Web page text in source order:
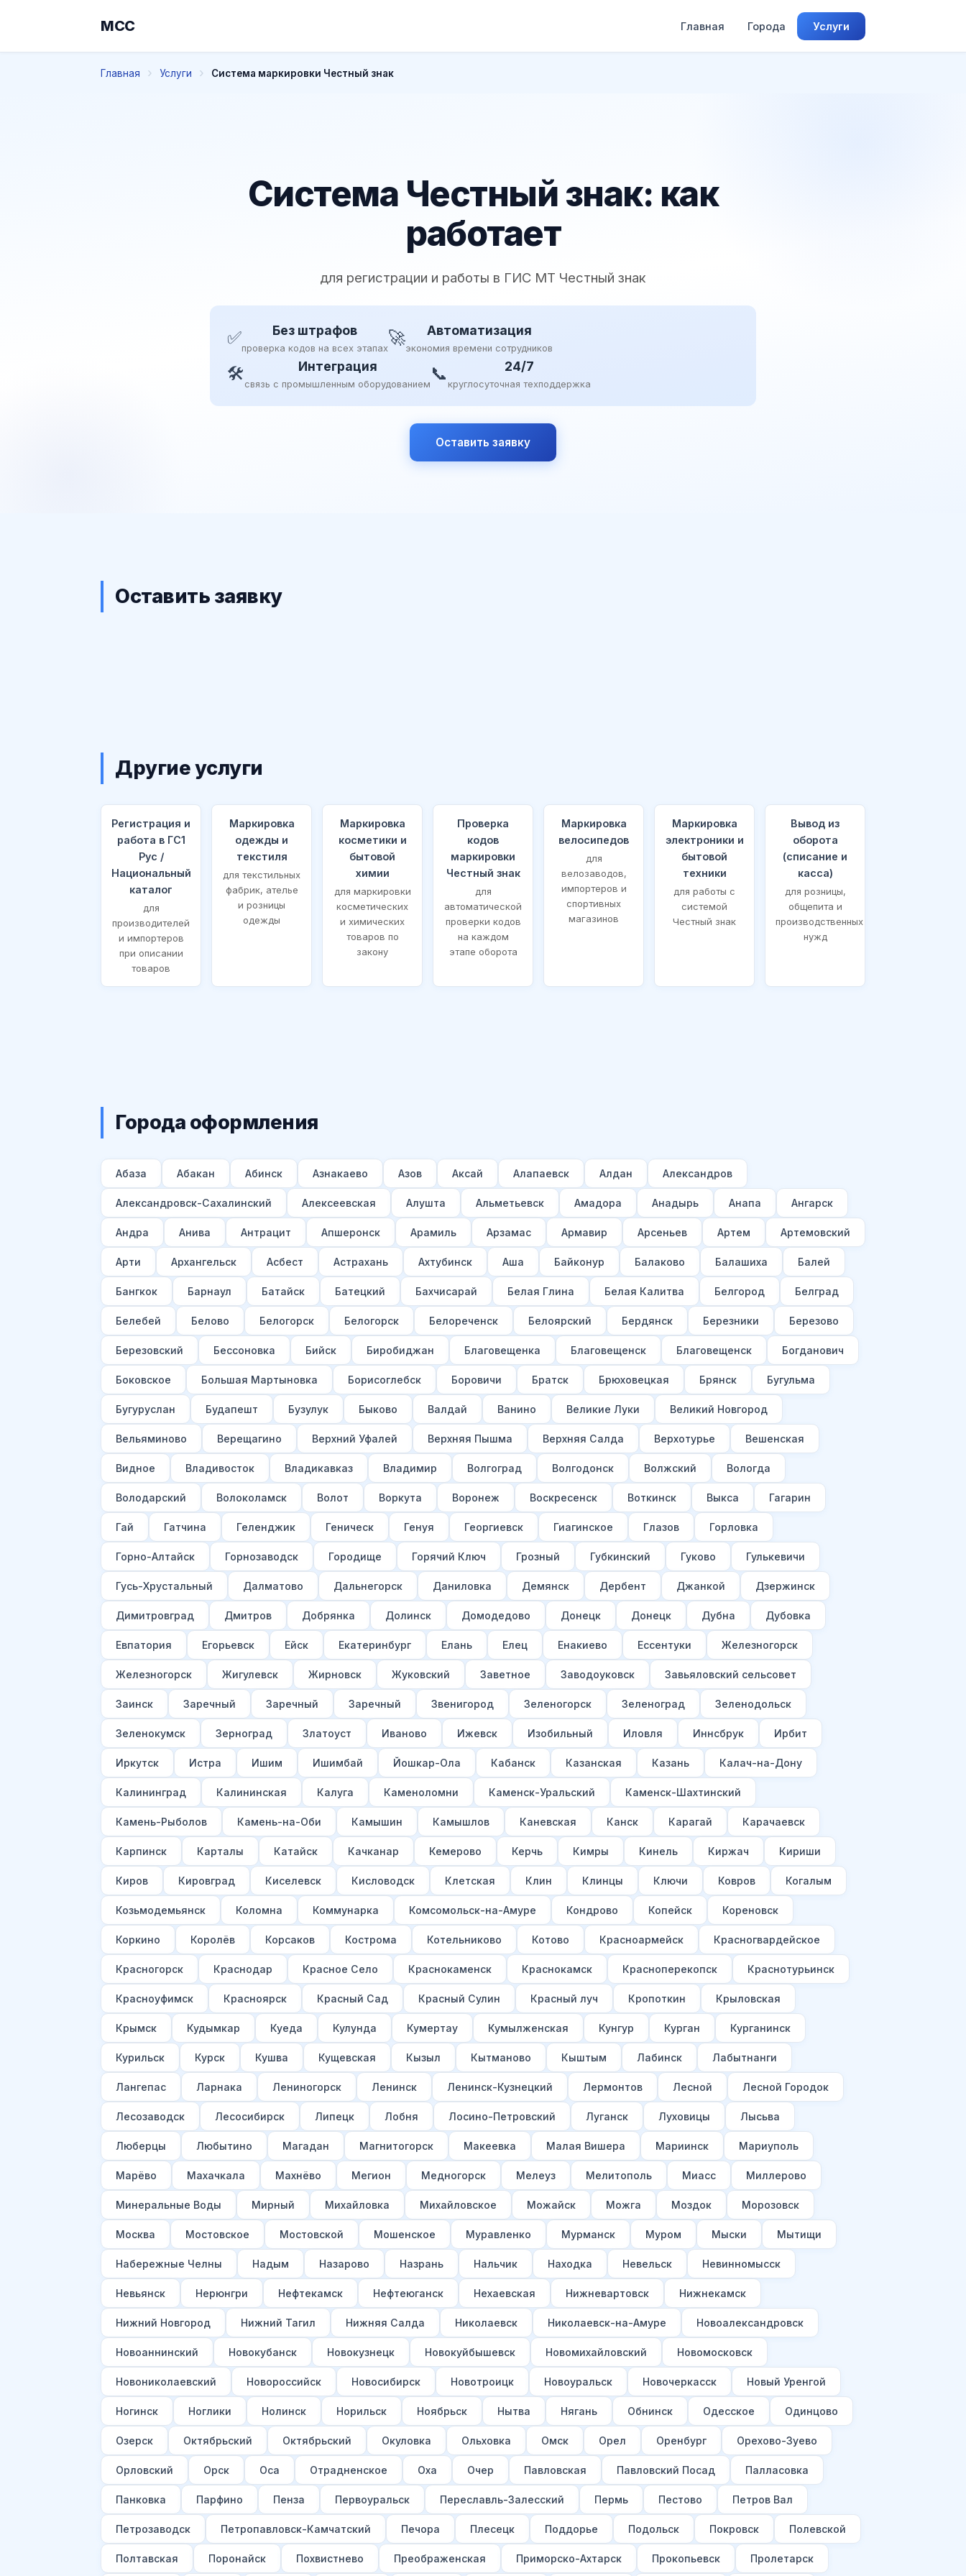
МСС Главная Города Услуги
Главная Услуги Система маркировки Честный знак
Система Честный знак: как
работает
для регистрации и работы в ГИС МТ Честный знак
✅ Без штрафов
проверка кодов на всех этапах🚀 Автоматизация
экономия времени сотрудников
🛠 Интеграция
связь с промышленным оборудованием 📞 24/7
круглосуточная техподдержка
Оставить заявку
Оставить заявку
Другие услуги
Регистрация и
работа в ГС1
Рус /
Национальный
каталог
для
производителей
и импортеров
при описании
товаров
Маркировка
одежды и
текстиля
для текстильных
фабрик, ателье
и розницы
одежды
Маркировка
косметики и
бытовой
химии
для маркировки
косметических
и химических
товаров по
закону
Проверка
кодов
маркировки
Честный знак
для
автоматической
проверки кодов
на каждом
этапе оборота
Маркировка
велосипедов
для
велозаводов,
импортеров и
спортивных
магазинов
Маркировка
электроники и
бытовой
техники
для работы с
системой
Честный знак
Вывод из
оборота
(списание и
касса)
для розницы,
общепита и
производственных
нужд
Города оформления
Абаза Абакан Абинск Азнакаево Азов Аксай Алапаевск Алдан Александров
Александровск-Сахалинский Алексеевская Алушта Альметьевск Амадора Анадырь Анапа Ангарск
Андра Анива Антрацит Апшеронск Арамиль Арзамас Армавир Арсеньев Артем Артемовский
Арти Архангельск Асбест Астрахань Ахтубинск Аша Байконур Балаково Балашиха Балей
Бангкок Барнаул Батайск Батецкий Бахчисарай Белая Глина Белая Калитва Белгород Белград
Белебей Белово Белогорск Белогорск Белореченск Белоярский Бердянск Березники Березово
Березовский Бессоновка Бийск Биробиджан Благовещенка Благовещенск Благовещенск Богданович
Боковское Большая Мартыновка Борисоглебск Боровичи Братск Брюховецкая Брянск Бугульма
Бугуруслан Будапешт Бузулук Быково Валдай Ванино Великие Луки Великий Новгород
Вельяминово Верещагино Верхний Уфалей Верхняя Пышма Верхняя Салда Верхотурье Вешенская
Видное Владивосток Владикавказ Владимир Волгоград Волгодонск Волжский Вологда
Володарский Волоколамск Волот Воркута Воронеж Воскресенск Воткинск Выкса Гагарин
Гай Гатчина Геленджик Геническ Генуя Георгиевск Гиагинское Глазов Горловка
Горно-Алтайск Горнозаводск Городище Горячий Ключ Грозный Губкинский Гуково Гулькевичи
Гусь-Хрустальный Далматово Дальнегорск Даниловка Демянск Дербент Джанкой Дзержинск
Димитровград Дмитров Добрянка Долинск Домодедово Донецк Донецк Дубна Дубовка
Евпатория Егорьевск Ейск Екатеринбург Елань Елец Енакиево Ессентуки Железногорск
Железногорск Жигулевск Жирновск Жуковский Заветное Заводоуковск Завьяловский сельсовет
Заинск Заречный Заречный Заречный Звенигород Зеленогорск Зеленоград Зеленодольск
Зеленокумск Зерноград Златоуст Иваново Ижевск Изобильный Иловля Иннсбрук Ирбит
Иркутск Истра Ишим Ишимбай Йошкар-Ола Кабанск Казанская Казань Калач-на-Дону
Калининград Калининская Калуга Каменоломни Каменск-Уральский Каменск-Шахтинский
Камень-Рыболов Камень-на-Оби Камышин Камышлов Каневская Канск Карагай Карачаевск
Карпинск Карталы Катайск Качканар Кемерово Керчь Кимры Кинель Киржач Кириши
Киров Кировград Киселевск Кисловодск Клетская Клин Клинцы Ключи Ковров Когалым
Козьмодемьянск Коломна Коммунарка Комсомольск-на-Амуре Кондрово Копейск Кореновск
Коркино Королёв Корсаков Кострома Котельниково Котово Красноармейск Красногвардейское
Красногорск Краснодар Красное Село Краснокаменск Краснокамск Красноперекопск Краснотурьинск
Красноуфимск Красноярск Красный Сад Красный Сулин Красный луч Кропоткин Крыловская
Крымск Кудымкар Куеда Кулунда Кумертау Кумылженская Кунгур Курган Курганинск
Курильск Курск Кушва Кущевская Кызыл Кытманово Кыштым Лабинск Лабытнанги
Лангепас Ларнака Лениногорск Ленинск Ленинск-Кузнецкий Лермонтов Лесной Лесной Городок
Лесозаводск Лесосибирск Липецк Лобня Лосино-Петровский Луганск Луховицы Лысьва
Люберцы Любытино Магадан Магнитогорск Макеевка Малая Вишера Мариинск Мариуполь
Марёво Махачкала Махнёво Мегион Медногорск Мелеуз Мелитополь Миасс Миллерово
Минеральные Воды Мирный Михайловка Михайловское Можайск Можга Моздок Морозовск
Москва Мостовское Мостовской Мошенское Муравленко Мурманск Муром Мыски Мытищи
Набережные Челны Надым Назарово Назрань Нальчик Находка Невельск Невинномысск
Невьянск Нерюнгри Нефтекамск Нефтеюганск Нехаевская Нижневартовск Нижнекамск
Нижний Новгород Нижний Тагил Нижняя Салда Николаевск Николаевск-на-Амуре Новоалександровск
Новоаннинский Новокубанск Новокузнецк Новокуйбышевск Новомихайловский Новомосковск
Новониколаевский Новороссийск Новосибирск Новотроицк Новоуральск Новочеркасск Новый Уренгой
Ногинск Ноглики Нолинск Норильск Ноябрьск Нытва Нягань Обнинск Одесское Одинцово
Озерск Октябрьский Октябрьский Окуловка Ольховка Омск Орел Оренбург Орехово-Зуево
Орловский Орск Оса Отрадненское Оха Очер Павловская Павловский Посад Палласовка
Панковка Парфино Пенза Первоуральск Переславль-Залесский Пермь Пестово Петров Вал
Петрозаводск Петропавловск-Камчатский Печора Плесецк Поддорье Подольск Покровск Полевской
Полтавская Поронайск Похвистнево Преображенская Приморско-Ахтарск Прокопьевск Пролетарск